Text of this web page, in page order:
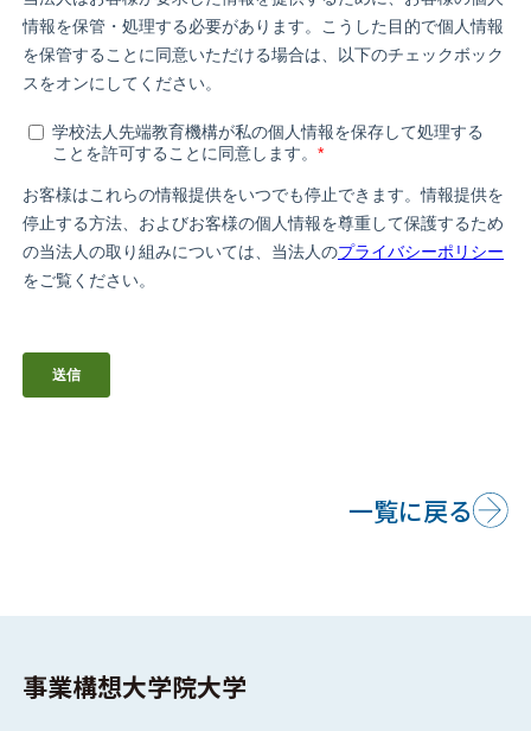
一覧に戻る
事業構想大学院大学